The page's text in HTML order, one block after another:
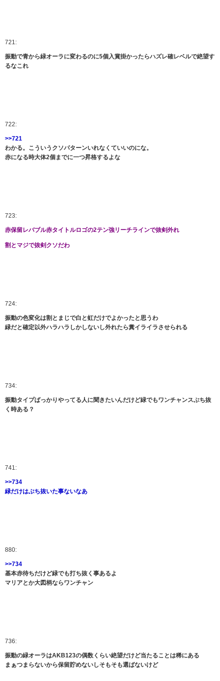
721:
振動で青から緑オーラに変わるのに5個入賞掛かったらハズレ確レベルで絶望す
るなこれ
722:
>>721
わかる。こういうクソパターンいれなくていいのにな。
赤になる時大体2個までに一つ昇格するよな
723:
赤保留レバブル赤タイトルロゴの2テン強リーチラインで抜剣外れ
割とマジで抜剣クソだわ
724:
振動の色変化は割とまじで白と虹だけでよかったと思うわ
緑だと確定以外ハラハラしかしないし外れたら糞イライラさせられる
734:
振動タイプばっかりやってる人に聞きたいんだけど緑でもワンチャンスぶち抜
く時ある？
741:
>>734
緑だけはぶち抜いた事ないなあ
880:
>>734
基本赤待ちだけど緑でも打ち抜く事あるよ
マリアとか大図柄ならワンチャン
736:
振動の緑オーラはAKB123の偶数くらい絶望だけど当たることは稀にある
まぁつまらないから保留貯めないしそもそも選ばないけど